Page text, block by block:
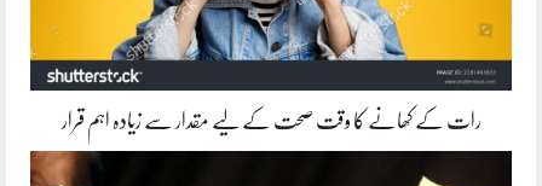
رات کے کھانے کا وقت صحت کے لیے مقدار سے زیادہ اہم قرار